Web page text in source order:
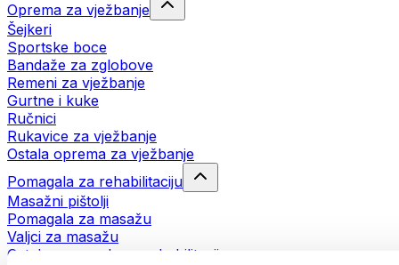
Oprema za vježbanje
Šejkeri
Sportske boce
Bandaže za zglobove
Remeni za vježbanje
Gurtne i kuke
Ručnici
Rukavice za vježbanje
Ostala oprema za vježbanje
Pomagala za rehabilitaciju
Masažni pištolji
Pomagala za masažu
Valjci za masažu
Ostala pomagala za rehabilitaciju